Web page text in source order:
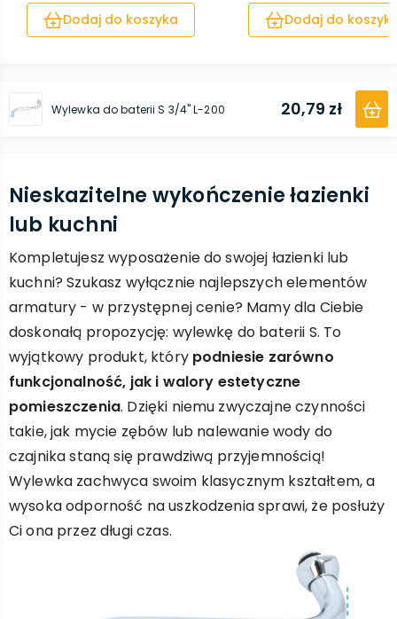
Dodaj do koszyka
Dodaj do
Wylewka do baterii S 3/4'' L-200 20,79 zł
Nieskazitelne wykończenie łazienki
lub kuchni
Kompletujesz wyposażenie do swojej łazienki lub
kuchni? Szukasz wyłącznie najlepszych elementów
armatury - w przystępnej cenie? Mamy dla Ciebie
doskonałą propozycję: wylewkę do baterii S. To
wyjątkowy produkt, który podniesie zarówno
funkcjonalność, jak i walory estetyczne
pomieszczenia. Dzięki niemu zwyczajne czynności
takie, jak mycie zębów lub nalewanie wody do
czajnika staną się prawdziwą przyjemnością!
Wylewka zachwyca swoim klasycznym kształtem, a
wysoka odporność na uszkodzenia sprawi, że posłuży
Ci ona przez długi czas.